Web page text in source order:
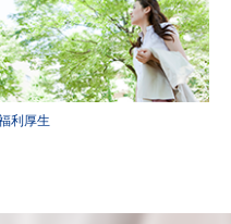
利厚生